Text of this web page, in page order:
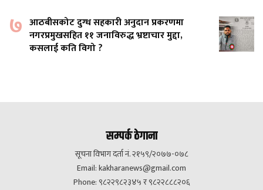
७ आठबीसकोट दुग्ध सहकारी अनुदान प्रकरणमा
नगरप्रमुखसहित ११ जनाविरुद्ध भ्रष्टाचार मुद्दा,
कसलाई कति विगो ?
सम्पर्क ठेगाना
सूचना विभाग दर्ता नं. २१५९/२०७७-०७८
Email:kakharanews@gmail.com
Phone: ९८२२९८२३४५ र ९८२२८८८२०६